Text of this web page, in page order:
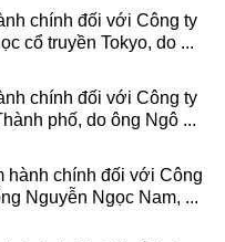
chính đối với Công ty
cổ truyền Tokyo, do ...
chính đối với Công ty
phố, do ông Ngô ...
hành chính đối với Công
Nguyễn Ngọc Nam, ...